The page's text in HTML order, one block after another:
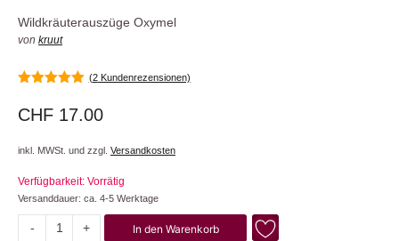
Wildkräuterauszüge Oxymel
von kruut
(2Kundenrezensionen)
CHF 17.00
inkl. MWSt. und zzgl. Versandkosten
Verfügbarkeit: Vorrätig
Versanddauer: ca. 4-5 Werktage
- + In den Warenkorb